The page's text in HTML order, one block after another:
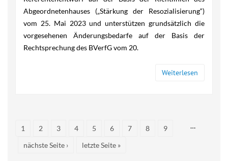
Abgeordnetenhauses („Stärkung der Resozialisierung“)
vom 25. Mai 2023 und unterstützen grundsätzlich die
vorgesehenen Änderungsbedarfe auf der Basis der
Rechtsprechung des BVerfG vom 20.
Weiterlesen
Seiten
1 2 3 4 5 6 7 8 9 …
nächste Seite › letzte Seite »